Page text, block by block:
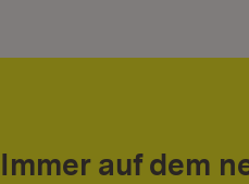
Immer auf dem